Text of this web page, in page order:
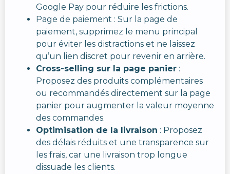
Google Pay pour réduire les frictions.
Page de paiement : Sur la page de
paiement, supprimez le menu principal
pour éviter les distractions et ne laissez
qu’un lien discret pour revenir en arrière.
Cross-selling sur la page panier :
Proposez des produits complémentaires
ou recommandés directement sur la page
panier pour augmenter la valeur moyenne
des commandes.
Optimisation de la livraison : Proposez
des délais réduits et une transparence sur
les frais, car une livraison trop longue
dissuade les clients.